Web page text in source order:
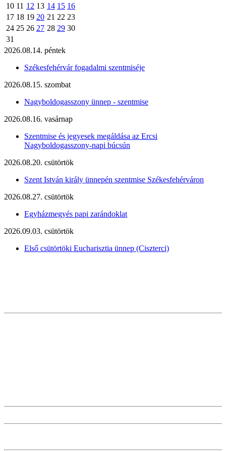
10 11 12 13 14 15 16
17 18 19 20 21 22 23
24 25 26 27 28 29 30
31
2026.08.14. péntek
Székesfehérvár fogadalmi szentmiséje
2026.08.15. szombat
Nagyboldogasszony ünnep - szentmise
2026.08.16. vasárnap
Szentmise és jegyesek megáldása az Ercsi
Nagyboldogasszony-napi búcsún
2026.08.20. csütörtök
Szent István király ünnepén szentmise Székesfehérváron
2026.08.27. csütörtök
Egyházmegyés papi zarándoklat
2026.09.03. csütörtök
Első csütörtöki Eucharisztia ünnep (Ciszterci)